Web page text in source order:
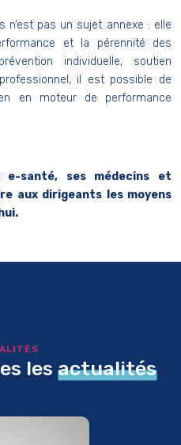
n’est pas un sujet annexe : elle
et la pérennité des
individuelle, soutien
il est possible de
en moteur de performance
e-santé, ses médecins et
aux dirigeants les moyens
les actualités